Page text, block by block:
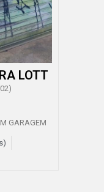
LOTT
GARAGEM